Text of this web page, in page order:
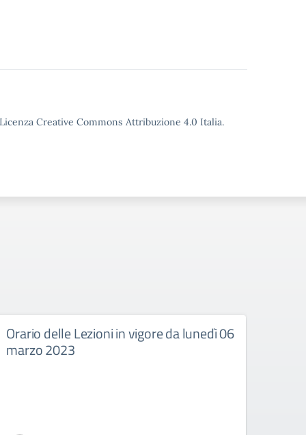
Creative Commons Attribuzione 4.0 Italia.
Orario delle Lezioni in vigore da lunedì 06
marzo 2023